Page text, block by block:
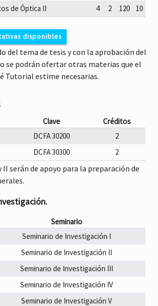
de Óptica II 4 2 120 10
disponibles
y Fotónica
de Fibras Ópticas
de Sistemas 4 2 120 10
y Guías de Onda 4 2 120 10
Materiales Fotorrefractivos 4 2
y Sistemas
4 2
del tema de tesis y con la aprobación del
se podrán ofertar otras materias que el
Tutorial estime necesarias.
Clave
Créditos
DCFA 30200
2
DCFA 30300 2
II serán de apoyo para la preparación de
Seminario
Seminario de Investigación I
Seminario de Investigación II
Seminario de Investigación III
Seminario de Investigación IV
Seminario de Investigación V